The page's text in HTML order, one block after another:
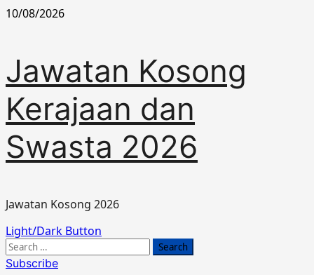
Skip
10/08/2026
Jawatan Kosong
Kerajaan dan
Swasta 2026
Jawatan Kosong 2026
Primary
Menu
Light/Dark Button
Search
for:
Subscribe